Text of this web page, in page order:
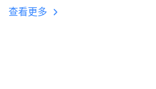
查看更多